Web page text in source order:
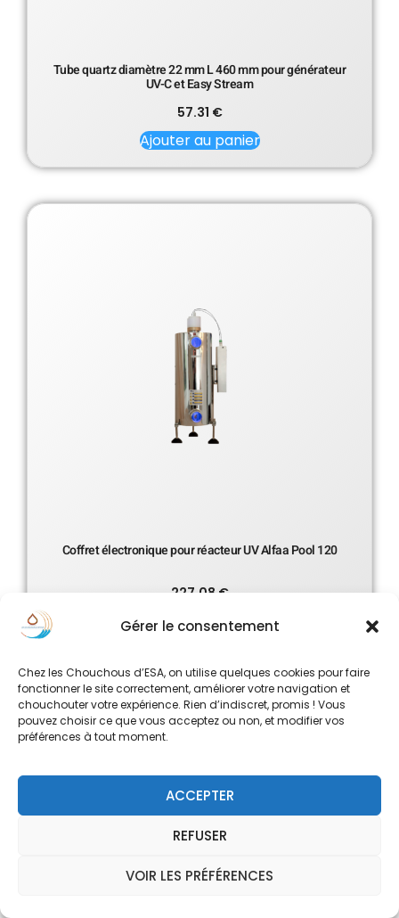
Gérer le consentement
Chez les Chouchous d’ESA, on utilise quelques cookies pour faire
fonctionner le site correctement, améliorer votre navigation et
chouchouter votre expérience. Rien d’indiscret, promis ! Vous
pouvez choisir ce que vous acceptez ou non, et modifier vos
préférences à tout moment.
ACCEPTER
REFUSER
VOIR LES PRÉFÉRENCES
Tube quartz diamètre 22 mm L 460 mm pour générateur
UV-C et Easy Stream
57.31 €
Ajouter au panier
Coffret électronique pour réacteur UV Alfaa Pool 120
227.08€
Ajouter au panier